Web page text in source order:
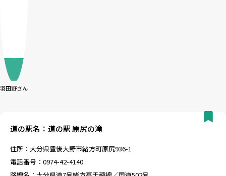
羽田野さん
道の駅名：道の駅 原尻の滝
住所：大分県豊後大野市緒方町原尻936-1
電話番号：0974-42-4140